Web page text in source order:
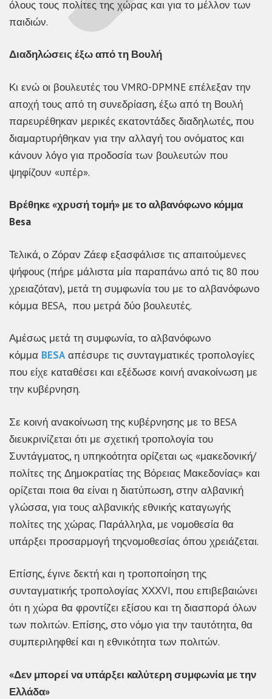
όλους τους πολίτες της χώρας και για το μέλλον των
παιδιών.
Διαδηλώσεις έξω από τη Βουλή
Κι ενώ οι βουλευτές του VMRO-DPMNE επέλεξαν την
αποχή τους από τη συνεδρίαση, έξω από τη Βουλή
παρευρέθηκαν μερικές εκατοντάδες διαδηλωτές, που
διαμαρτυρήθηκαν για την αλλαγή του ονόματος και
κάνουν λόγο για προδοσία των βουλευτών που
ψηφίζουν «υπέρ».
Βρέθηκε «χρυσή τομή» με το αλβανόφωνο κόμμα
Besa
Τελικά, ο Ζόραν Ζάεφ εξασφάλισε τις απαιτούμενες
ψήφους (πήρε μάλιστα μία παραπάνω από τις 80 που
χρειαζόταν), μετά τη συμφωνία του με το αλβανόφωνο
κόμμα BESA, που μετρά δύο βουλευτές.
Αμέσως μετά τη συμφωνία, το αλβανόφωνο
κόμμα BESA απέσυρε τις συνταγματικές τροπολογίες
που είχε καταθέσει και εξέδωσε κοινή ανακοίνωση με
την κυβέρνηση.
Σε κοινή ανακοίνωση της κυβέρνησης με το BESA
διευκρινίζεται ότι με σχετική τροπολογία του
Συντάγματος, η υπηκοότητα ορίζεται ως «μακεδονική/
πολίτες της Δημοκρατίας της Βόρειας Μακεδονίας» και
ορίζεται ποια θα είναι η διατύπωση, στην αλβανική
γλώσσα, για τους αλβανικής εθνικής καταγωγής
πολίτες της χώρας. Παράλληλα, με νομοθεσία θα
υπάρξει προσαρμογή τηςνομοθεσίας όπου χρειάζεται.
Επίσης, έγινε δεκτή και η τροποποίηση της
συνταγματικής τροπολογίας ΧΧΧVI, που επιβεβαιώνει
ότι η χώρα θα φροντίζει εξίσου και τη διασπορά όλων
των πολιτών. Επίσης, στο νόμο για την ταυτότητα, θα
συμπεριληφθεί και η εθνικότητα των πολιτών.
«Δεν μπορεί να υπάρξει καλύτερη συμφωνία με την
Ελλάδα»